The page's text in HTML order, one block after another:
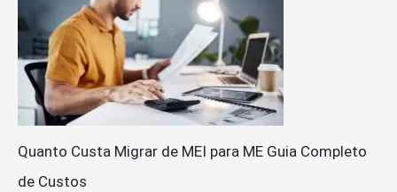
Quanto Custa Migrar de MEI para ME Guia Completo
de Custos